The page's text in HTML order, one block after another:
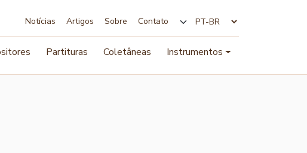
Notícias Artigos Sobre Contato
Partituras Coletâneas Instrumentos